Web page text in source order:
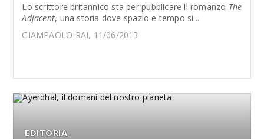
Lo scrittore britannico sta per pubblicare il romanzo The
Adjacent, una storia dove spazio e tempo si...
GIAMPAOLO RAI, 11/06/2013
EDITORIA